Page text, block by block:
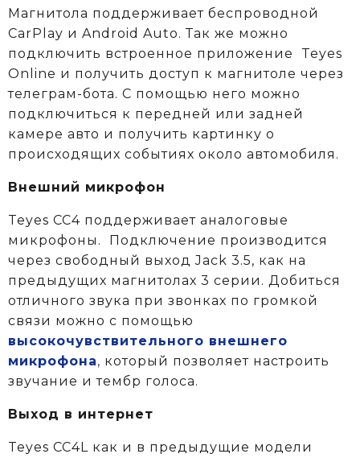
Магнитола поддерживает беспроводной
CarPlay и Android Auto. Так же можно
подключить встроенное приложение Teyes
Online и получить доступ к магнитоле через
телеграм-бота. С помощью него можно
подключиться к передней или задней
камере авто и получить картинку о
происходящих событиях около автомобиля.
Внешний микрофон
Teyes CC4 поддерживает аналоговые
микрофоны. Подключение производится
через свободный выход Jack 3.5, как на
предыдущих магнитолах 3 серии. Добиться
отличного звука при звонках по громкой
связи можно с помощью
высокочувствительного внешнего
микрофона, который позволяет настроить
звучание и тембр голоса.
Выход в интернет
Teyes CC4L как и в предыдущие модели